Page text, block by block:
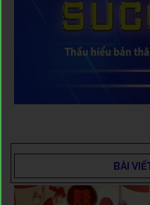
BÀI